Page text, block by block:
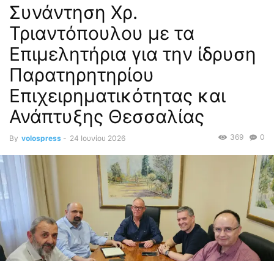
Συνάντηση Χρ.
Τριαντόπουλου με τα
Επιμελητήρια για την ίδρυση
Παρατηρητηρίου
Επιχειρηματικότητας και
Ανάπτυξης Θεσσαλίας
By volospress - 24 Ιουνίου 2026 0
369